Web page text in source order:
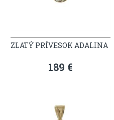
ZLATÝ PRÍVESOK ADALINA
189 €